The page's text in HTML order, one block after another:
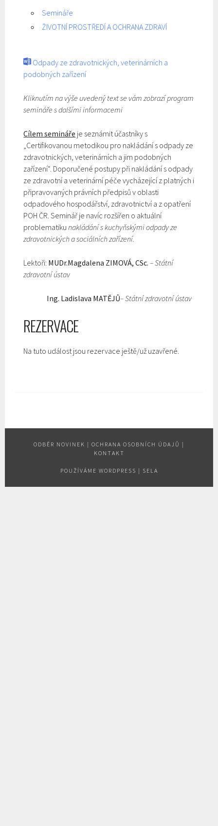
Semináře
ŽIVOTNÍ PROSTŘEDÍ A OCHRANA ZDRAVÍ
Odpady ze zdravotnických, veterinárních a
podobných zařízení
Kliknutím na výše uvedený text se vám zobrazí program
semináře s dalšími informacemi
Cílem semináře je seznámit účastníky s
„Certifikovanou metodikou pro nakládání s odpady ze
zdravotnických, veterinárních a jim podobných
zařízení“. Doporučené postupy při nakládání s odpady
ze zdravotní a veterinární péče vycházející z platných i
připravovaných právních předpisů v oblasti
odpadového hospodářství, zdravotnictví a z opatření
POH ČR. Seminář je navíc rozšířen o aktuální
problematikunakládání s kuchyňskými odpady ze
zdravotnických a sociálních zařízení.
Lektoři: MUDr.Magdalena ZIMOVÁ, CSc.–Státní
zdravotní ústav
Ing. Ladislava MATĚJŮ– Státní zdravotní ústav
REZERVACE
Na tuto událost jsou rezervace ještě/už uzavřené.
ODBĚR NOVINEK | OCHRANA OSOBNÍCH ÚDAJŮ |
KONTAKT
POUŽÍVÁME WORDPRESS | SELA